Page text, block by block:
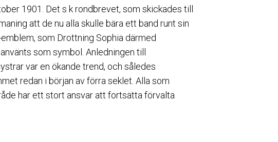
1901. Det s k rondbrevet, som skickades till
att de nu alla skulle bära ett band runt sin
som Drottning Sophia därmed
som symbol. Anledningen till
var en ökande trend, och således
redan i början av förra seklet. Alla som
har ett stort ansvar att fortsätta förvalta